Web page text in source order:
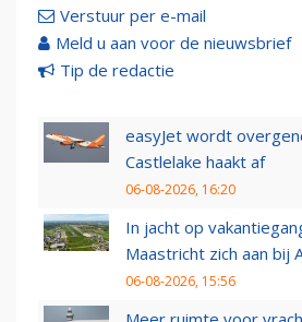
Verstuur per e-mail
Meld u aan voor de nieuwsbrief
Tip de redactie
easyJet wordt
Castlelake haakt af
06-08-2026, 16:20
In jacht op
Maastricht zich aan bij
06-08-2026, 15:56